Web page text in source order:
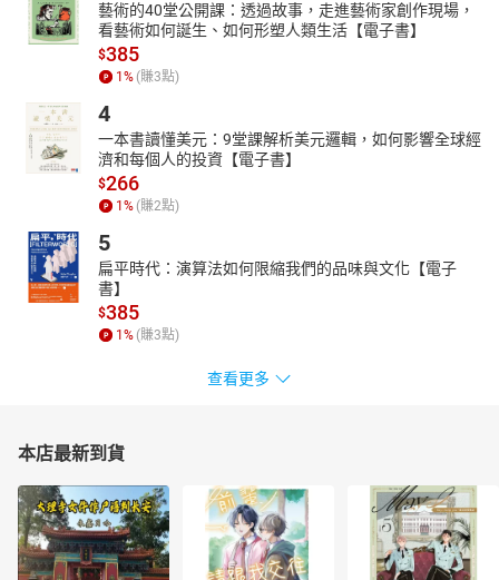
藝術的40堂公開課：透過故事，走進藝術家創作現場，
看藝術如何誕生、如何形塑人類生活【電子書】
$385
1 % (賺3點)
4
一本書讀懂美元：9堂課解析美元邏輯，如何影響全球經
濟和每個人的投資【電子書】
$266
1 % (賺2點)
5
扁平時代：演算法如何限縮我們的品味與文化【電子
書】
$385
1 % (賺3點)
查看更多
本店最新到貨